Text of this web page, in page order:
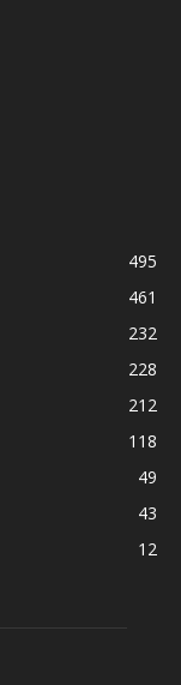
495
461
232
228
212
118
49
43
12